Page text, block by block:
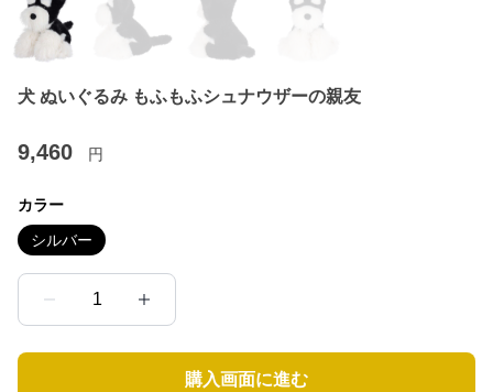
犬 ぬいぐるみ もふもふシュナウザーの親友
9,460 円
カラー
シルバー
1
購入画面に進む